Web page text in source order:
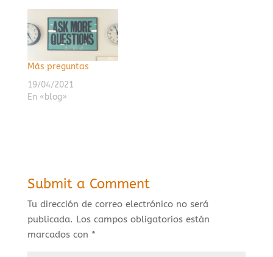
Más preguntas
19/04/2021
En «blog»
Submit a Comment
Tu dirección de correo electrónico no será
publicada. Los campos obligatorios están
marcados con *